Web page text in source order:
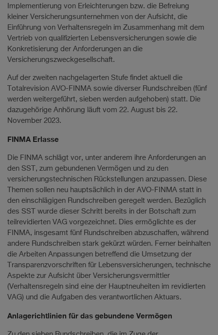
Implementierung von Erleichterungen bzw. die Befreiung
kleiner Versicherungsunternehmen von der Aufsicht, die
Einführung von Verhaltensregeln im Zusammenhang mit dem
Vertrieb von qualifizierten Lebensversicherungen sowie die
Konkretisierung der Anforderungen an die
Versicherungszweckgesellschaft.
Auf der zweiten nachgelagerten Stufe findet aktuell die
Totalrevision AVO-FINMA sowie diverser Rundschreiben (fünf
werden weitergeführt, sieben werden aufgehoben) statt. Die
dazugehörige Anhörung läuft vom 22. August bis 22.
November 2023.
FINMA Erlasse
Die FINMA schlägt vor, unter anderem ihre Anforderungen an
den SST, zum gebundenen Vermögen und zu den
versicherungstechnischen Rückstellungen anzupassen. Diese
Themen sollen neu hauptsächlich in der AVO-FINMA statt in
den einschlägigen Rundschreiben geregelt werden. Bezüglich
des SST wurde dieser Schritt bereits in der Botschaft zum
teilrevidierten VAG vorgezeichnet. Dies ermöglichte es der
FINMA, insgesamt fünf Rundschreiben abzuschaffen, während
andere Rundschreiben stark gekürzt würden. Ferner beinhalten
die Arbeiten Anpassungen betreffend die Umsetzung der
Transparenzvorschriften für Lebensversicherungen, technische
Aspekte zur Aufsicht über Versicherungsvermittler
(Verhaltensregeln sind eine der Hauptneuheiten im revidierten
VAG) und die Aufgaben des verantwortlichen Aktuars.
Anlagerichtlinien für das gebundene Vermögen